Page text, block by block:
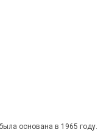
основана в 1965 году.